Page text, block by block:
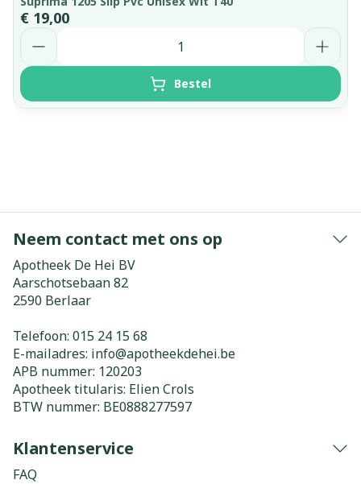
€ 19,00
Aantal
Bestel
Neem contact met ons op
Apotheek De Hei BV
Aarschotsebaan 82
2590 Berlaar
Telefoon: 015 24 15 68
E-mailadres: info@apotheekdehei.be
APB nummer: 120203
Apotheek titularis: Elien Crols
BTW nummer: BE0888277597
Klantenservice
FAQ